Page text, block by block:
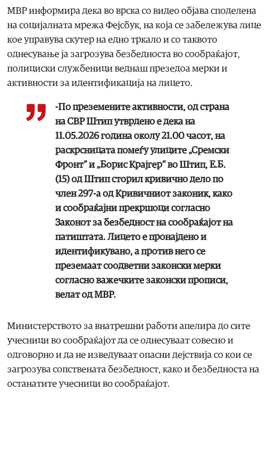
МВР информира дека во врска со видео објава споделена
на социјалната мрежа Фејсбук, на која се забележува лице
кое управува скутер на едно тркало и со таквото
однесување ја загрозува безбедноста во сообраќајот,
полициски службеници веднаш презедоа мерки и
активности за идентификација на лицето.
-По преземените активности, од страна
на СВР Штип утврдено е дека на
11.05.2026 година околу 21.00 часот, на
раскрсницата помеѓу улиците „Сремски
Фронт“ и „Борис Крајгер“ во Штип, Е.Б.
(15) од Штип сторил кривично дело по
член 297-а од Кривичниот законик, како
и сообраќајни прекршоци согласно
Законот за безбедност на сообраќајот на
патиштата. Лицето е пронајдено и
идентификувано, а против него се
преземаат соодветни законски мерки
согласно важечките законски прописи,
велат од МВР.
Министерството за внатрешни работи апелира до сите
учесници во сообраќајот да се однесуваат совесно и
одговорно и да не изведуваат опасни дејствија со кои се
загрозува сопствената безбедност, како и безбедноста на
останатите учесници во сообраќајот.